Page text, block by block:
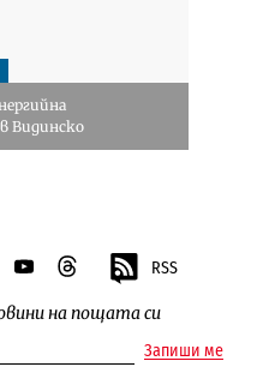
Видинско
youtubethreads RSS
на пощата си
Запиши ме